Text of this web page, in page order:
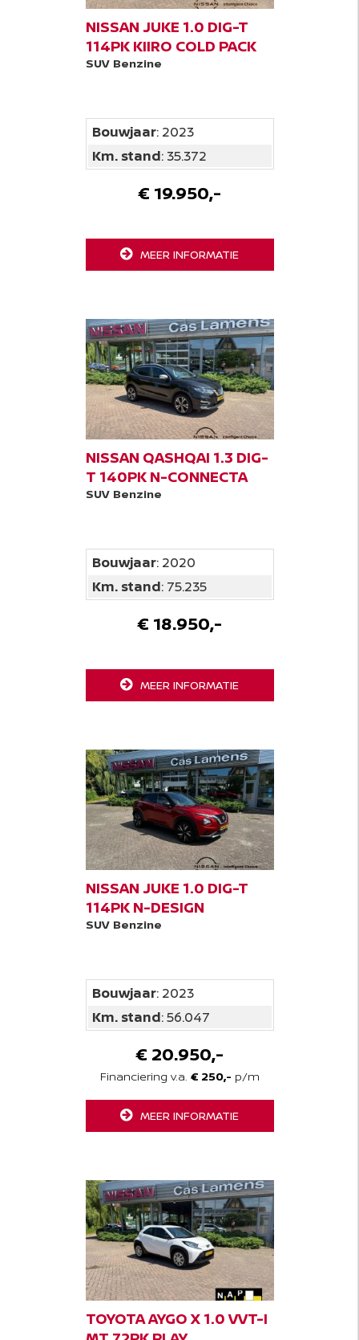
NISSAN JUKE 1.0 DIG-T
114PK KIIRO COLD PACK
SUV Benzine
Bouwjaar: 2023
Km. stand: 35.372
€ 19.950,-
MEER INFORMATIE
NISSAN QASHQAI 1.3 DIG-
T 140PK N-CONNECTA
SUV Benzine
Bouwjaar: 2020
Km. stand: 75.235
€ 18.950,-
MEER INFORMATIE
NISSAN JUKE 1.0 DIG-T
114PK N-DESIGN
SUV Benzine
Bouwjaar: 2023
Km. stand: 56.047
€ 20.950,-
Financiering v.a. € 250,- p/m
MEER INFORMATIE
TOYOTA AYGO X 1.0 VVT-I